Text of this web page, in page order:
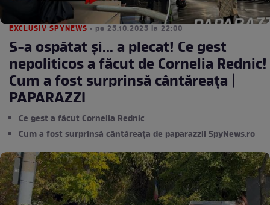
EXCLUSIV SPYNEWS • pe 25.10.2025 la 22:00
S-a ospătat și... a plecat! Ce gest
nepoliticos a făcut de Cornelia Rednic!
Cum a fost surprinsă cântăreața |
PAPARAZZI
Ce gest a făcut Cornelia Rednic
Cum a fost surprinsă cântăreața de paparazzii SpyNews.ro